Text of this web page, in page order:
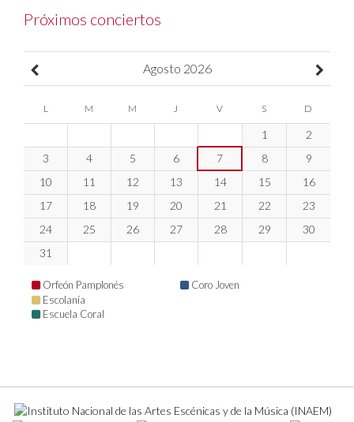
Próximos conciertos
Agosto 2026
L M M J V S D
1
2
3
4 5 6 7 8
9
10
11 12 13 14 15
16
17
18 19 20 21 22
23
24
25 26 27 28 29
30
31
Orfeón Pamplonés
Coro Joven
Escolanía
Escuela Coral